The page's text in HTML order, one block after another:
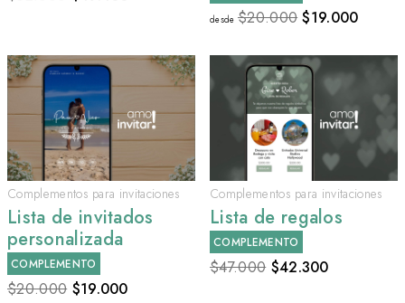
desde $20.000$19.000
Complementos para invitaciones
Lista de invitados
personalizada
COMPLEMENTO
$20.000$19.000
Complementos para invitaciones
Lista de regalos
COMPLEMENTO
$47.000$42.300